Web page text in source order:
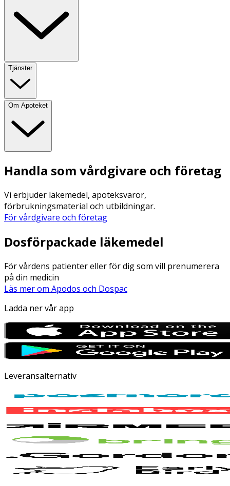
Tjänster
Om Apoteket
Handla som vårdgivare och företag
Vi erbjuder läkemedel, apoteksvaror,
förbrukningsmaterial och utbildningar.
För vårdgivare och företag
Dosförpackade läkemedel
För vårdens patienter eller för dig som vill prenumerera
på din medicin
Läs mer om Apodos och Dospac
Ladda ner vår app
Leveransalternativ